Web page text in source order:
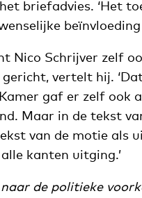
briefadvies. ‘Het
Nico Schrijver zelf
vertelt hij.
gaf er zelf ook
Maar in de tekst
van de motie als
kanten uitging.’
de politieke